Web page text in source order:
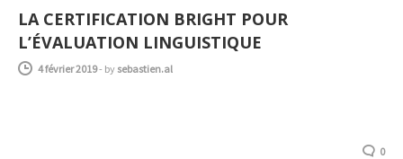
LA CERTIFICATION BRIGHT POUR
L’ÉVALUATION LINGUISTIQUE
4 février 2019- by sebastien.al
0